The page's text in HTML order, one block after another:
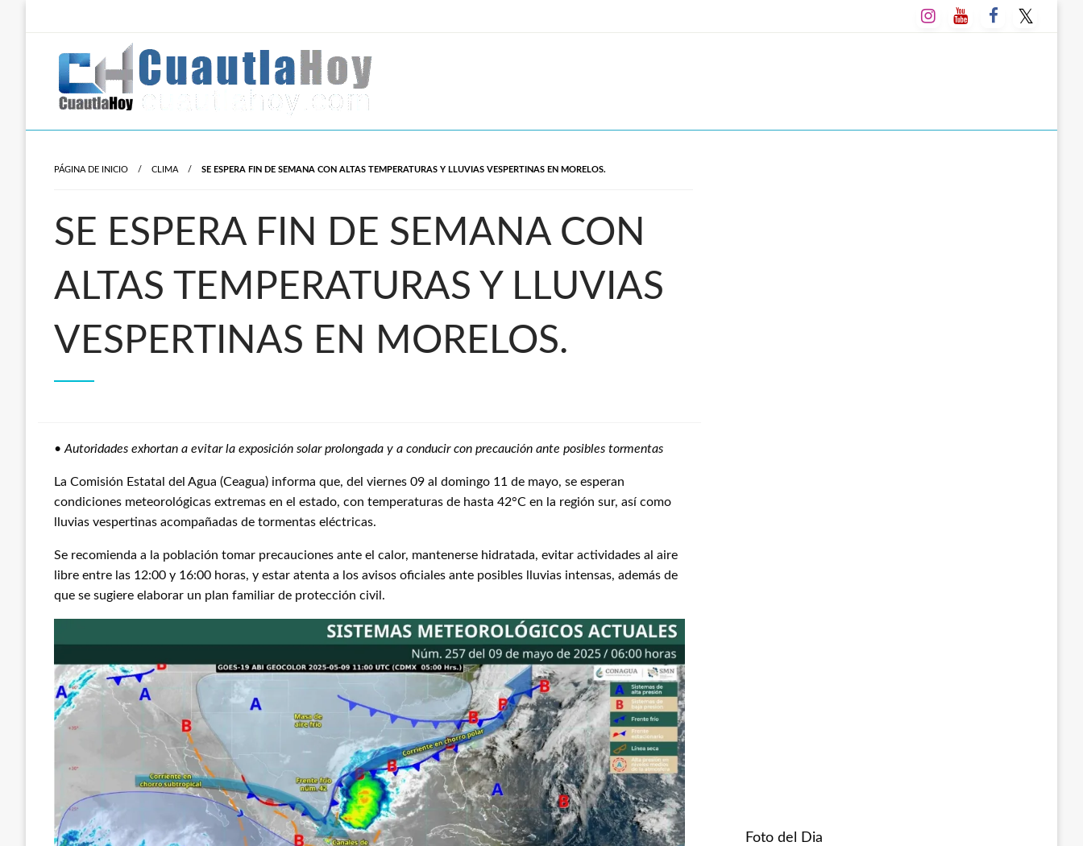
Revista digital del oriente de Morelos.
PÁGINA DE INICIO CLIMA SE ESPERA FIN DE SEMANA CON ALTAS TEMPERATURAS Y LLUVIAS VESPERTINAS EN MORELOS.
SE ESPERA FIN DE SEMANA CON
ALTAS TEMPERATURAS Y LLUVIAS
VESPERTINAS EN MORELOS.
• Autoridades exhortan a evitar la exposición solar prolongada y a conducir con precaución ante posibles tormentas
La Comisión Estatal del Agua (Ceagua) informa que, del viernes 09 al domingo 11 de mayo, se esperan
condiciones meteorológicas extremas en el estado, con temperaturas de hasta 42°C en la región sur, así como
lluvias vespertinas acompañadas de tormentas eléctricas.
Se recomienda a la población tomar precauciones ante el calor, mantenerse hidratada, evitar actividades al aire
libre entre las 12:00 y 16:00 horas, y estar atenta a los avisos oficiales ante posibles lluvias intensas, además de
que se sugiere elaborar un plan familiar de protección civil.
Foto del Dia